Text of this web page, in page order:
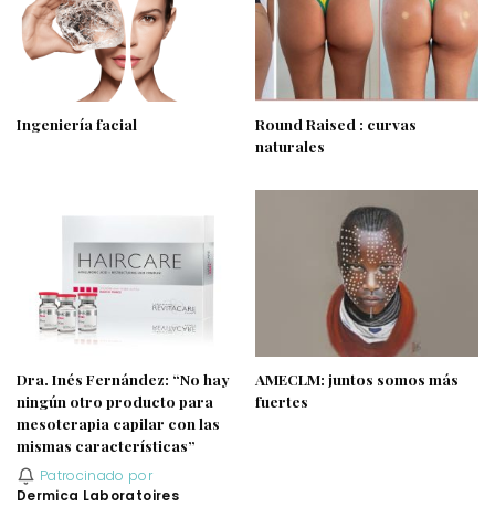
Ingeniería facial
Round Raised : curvas
naturales
Dra. Inés Fernández: “No hay
ningún otro producto para
mesoterapia capilar con las
mismas características”
Patrocinado por
Dermica Laboratoires
AMECLM: juntos somos más
fuertes